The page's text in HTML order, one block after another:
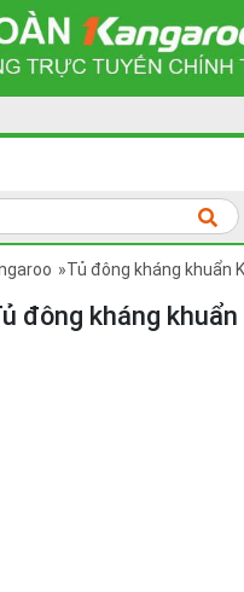
»Tủ đông kháng khuẩn
đông kháng